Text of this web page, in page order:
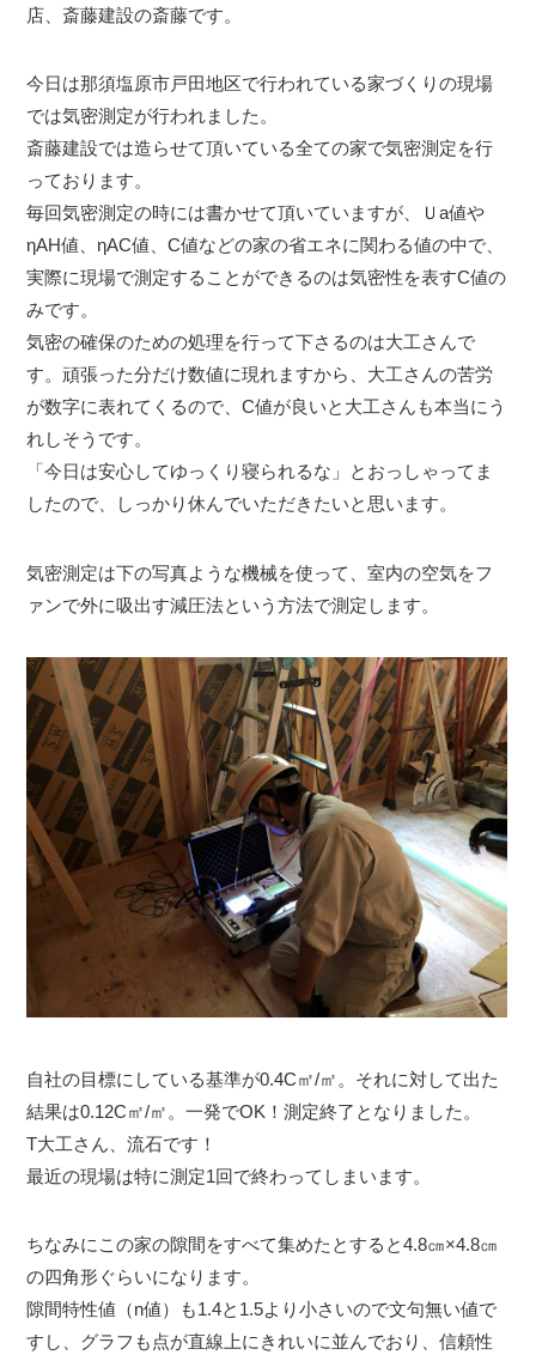
店、斎藤建設の斎藤です。
今日は那須塩原市戸田地区で行われている家づくりの現場
では気密測定が行われました。
斎藤建設では造らせて頂いている全ての家で気密測定を行
っております。
毎回気密測定の時には書かせて頂いていますが、Ｕa値や
ηAH値、ηAC値、C値などの家の省エネに関わる値の中で、
実際に現場で測定することができるのは気密性を表すC値の
みです。
気密の確保のための処理を行って下さるのは大工さんで
す。頑張った分だけ数値に現れますから、大工さんの苦労
が数字に表れてくるので、C値が良いと大工さんも本当にう
れしそうです。
「今日は安心してゆっくり寝られるな」とおっしゃってま
したので、しっかり休んでいただきたいと思います。
気密測定は下の写真ような機械を使って、室内の空気をフ
ァンで外に吸出す減圧法という方法で測定します。
自社の目標にしている基準が0.4C㎡/㎡。それに対して出た
結果は0.12C㎡/㎡。一発でOK！測定終了となりました。
T大工さん、流石です！
最近の現場は特に測定1回で終わってしまいます。
ちなみにこの家の隙間をすべて集めたとすると4.8㎝×4.8㎝
の四角形ぐらいになります。
隙間特性値（n値）も1.4と1.5より小さいので文句無い値で
すし、グラフも点が直線上にきれいに並んでおり、信頼性